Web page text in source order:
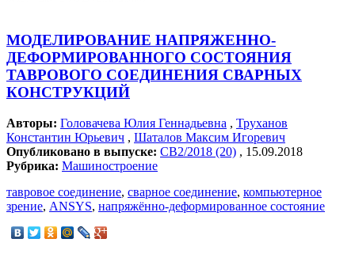
МОДЕЛИРОВАНИЕ НАПРЯЖЕННО-
ДЕФОРМИРОВАННОГО СОСТОЯНИЯ
ТАВРОВОГО СОЕДИНЕНИЯ СВАРНЫХ
КОНСТРУКЦИЙ
Авторы: Головачева Юлия Геннадьевна , Труханов
Константин Юрьевич , Шаталов Максим Игоревич
Опубликовано в выпуске: СВ2/2018 (20) , 15.09.2018
Рубрика: Машиностроение
тавровое соединение, сварное соединение, компьютерное
зрение, ANSYS, напряжённо-деформированное состояние